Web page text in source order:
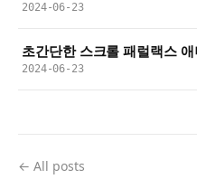
2024-06-23
초간단한 스크롤 패럴랙스
2024-06-23
← All posts